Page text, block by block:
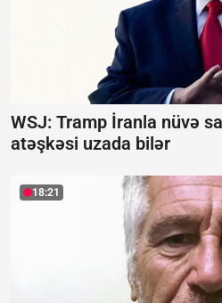
WSJ: Tramp İranla nüvə
atəşkəsi uzada bilər
18:21